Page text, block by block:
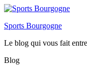
Sports Bourgogne
Le blog qui vous fait
Blog